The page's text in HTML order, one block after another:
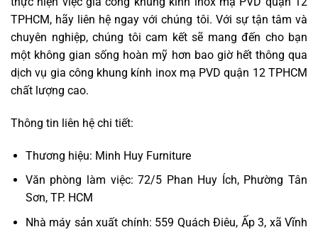
TPHCM, hãy liên hệ ngay với chúng tôi. Với sự tận tâm và
chuyên nghiệp, chúng tôi cam kết sẽ mang đến cho bạn
một không gian sống hoàn mỹ hơn bao giờ hết thông qua
dịch vụ gia công khung kính inox mạ PVD quận 12 TPHCM
chất lượng cao.
Thông tin liên hệ chi tiết:
Thương hiệu: Minh Huy Furniture
Văn phòng làm việc: 72/5 Phan Huy Ích, Phường Tân
Sơn, TP. HCM
Nhà máy sản xuất chính: 559 Quách Điêu, Ấp 3, xã Vĩnh